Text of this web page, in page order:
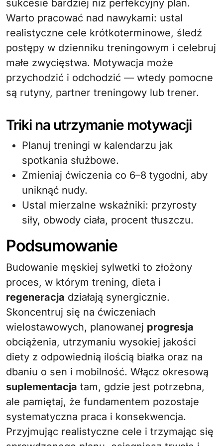
sukcesie bardziej niż perfekcyjny plan.
Warto pracować nad nawykami: ustal
realistyczne cele krótkoterminowe, śledź
postępy w dzienniku treningowym i celebruj
małe zwycięstwa. Motywacja może
przychodzić i odchodzić — wtedy pomocne
są rutyny, partner treningowy lub trener.
Triki na utrzymanie motywacji
Planuj treningi w kalendarzu jak
spotkania służbowe.
Zmieniaj ćwiczenia co 6–8 tygodni, aby
uniknąć nudy.
Ustal mierzalne wskaźniki: przyrosty
siły, obwody ciała, procent tłuszczu.
Podsumowanie
Budowanie męskiej sylwetki to złożony
proces, w którym trening, dieta i
regeneracja działają synergicznie.
Skoncentruj się na ćwiczeniach
wielostawowych, planowanej progresja
obciążenia, utrzymaniu wysokiej jakości
diety z odpowiednią ilością białka oraz na
dbaniu o sen i mobilność. Włącz okresową
suplementacja tam, gdzie jest potrzebna,
ale pamiętaj, że fundamentem pozostaje
systematyczna praca i konsekwencja.
Przyjmując realistyczne cele i trzymając się